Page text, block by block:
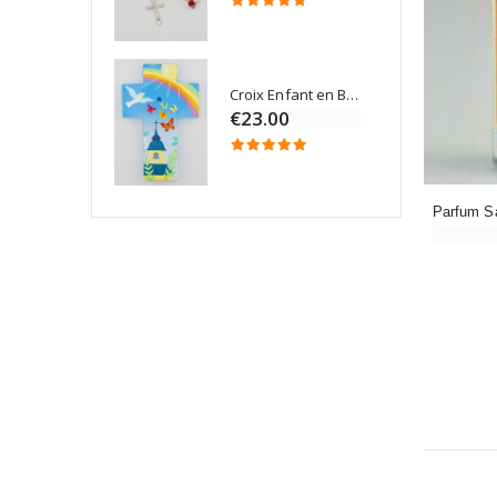
Croix Enfant en Bois Eglise Papillons et Arc-en-ciel 15 cm
€23.00